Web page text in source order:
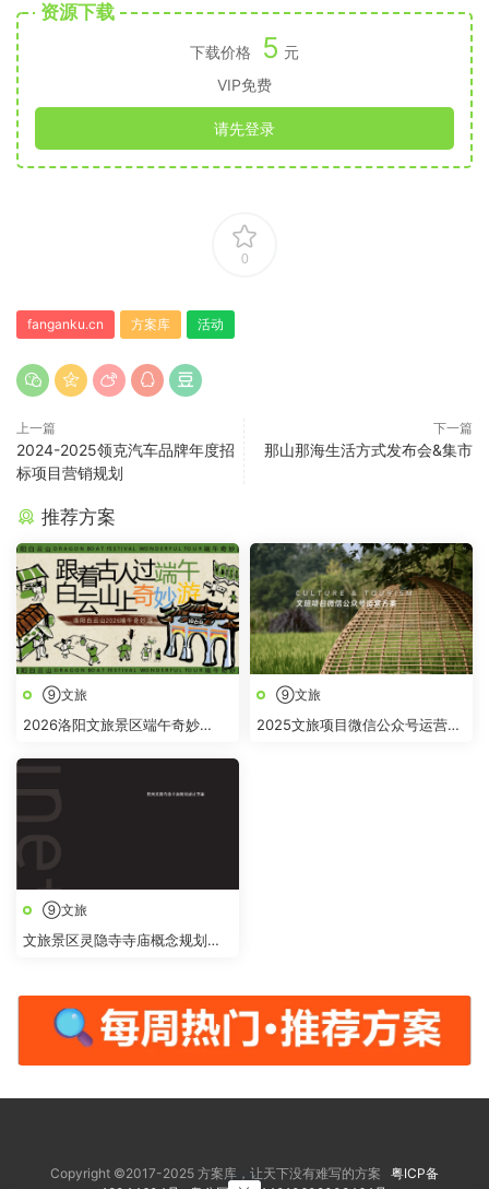
资源下载
下载价格 5 元
VIP免费
请先登录
0
fanganku.cn 方案库 活动
上一篇
2024-2025领克汽车品牌年度招
标项目营销规划
下一篇
那山那海生活方式发布会&集市
推荐方案
⑨文旅
2026洛阳文旅景区端午奇妙
⑨文旅
2025文旅项目微信公众号运营方
⑨文旅
文旅景区灵隐寺寺庙概念规划提
Copyright ©2017-2025 方案库，让天下没有难写的方案 粤ICP备